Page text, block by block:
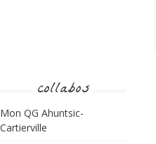
collabos
Mon QG Ahuntsic-
Cartierville